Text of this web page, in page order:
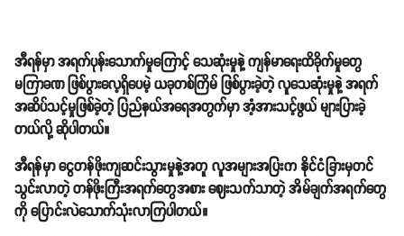
အီရန်မှာ အရက်ပုန်းသောက်မှုကြောင့် သေဆုံးမှုနဲ့ ကျန်မာရေးထိခိုက်မှုတွေ
မကြာခဏ ဖြစ်ပွားလေ့ရှိပေမဲ့ ယခုတစ်ကြိမ် ဖြစ်ပွားခဲ့တဲ့ လူသေဆုံးမှုနဲ့ အရက်
အဆိပ်သင့်မှုဖြစ်ခဲ့တဲ့ ပြည်နယ်အရေအတွက်မှာ အံ့အားသင့်ဖွယ် များပြားခဲ့
တယ်လို့ ဆိုပါတယ်။
အီရန်မှာ ငွေတန်ဖိုးကျဆင်းသွားမှုနဲ့အတူ လူအများအပြးက နိုင်ငံခြားမှတင်
သွင်းလာတဲ့ တန်ဖိုးကြီးအရက်တွေအစား ဈေးသက်သာတဲ့ အိမ်ချက်အရက်တွေ
ကို ပြောင်းလဲသောက်သုံးလာကြပါတယ်။